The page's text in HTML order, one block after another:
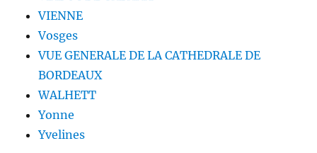
VIENNE
Vosges
VUE GENERALE DE LA CATHEDRALE DE
BORDEAUX
WALHETT
Yonne
Yvelines